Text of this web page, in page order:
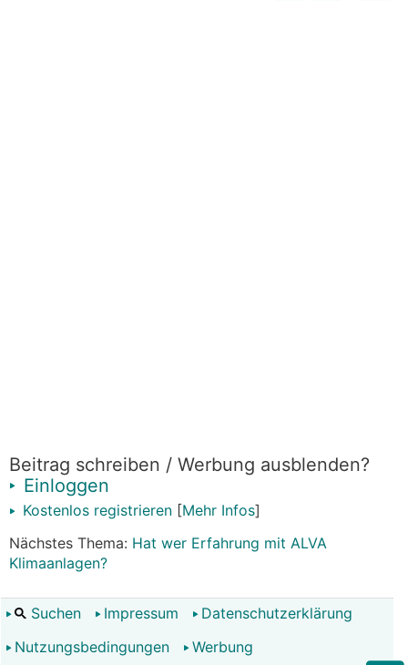
Beitrag schreiben / Werbung ausblenden?
Einloggen
Kostenlos registrieren [Mehr Infos]
Nächstes Thema: Hat wer Erfahrung mit ALVA
Klimaanlagen?
Suchen Impressum
Datenschutzerklärung
Nutzungsbedingungen
Werbung